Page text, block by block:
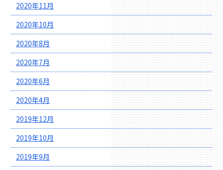
2020年11月
2020年10月
2020年8月
2020年7月
2020年6月
2020年4月
2019年12月
2019年10月
2019年9月